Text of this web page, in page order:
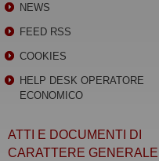
NEWS
FEED RSS
COOKIES
HELP DESK OPERATORE
ECONOMICO
ATTI E DOCUMENTI DI
CARATTERE GENERALE